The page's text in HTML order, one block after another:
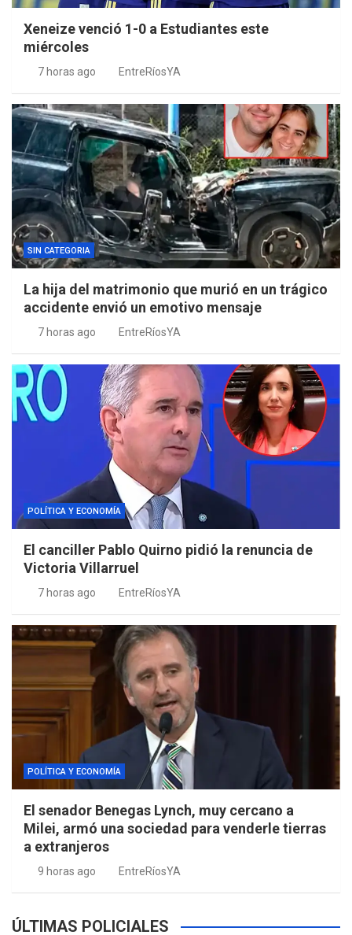
Xeneize venció 1-0 a Estudiantes este
miércoles
7 horas ago EntreRíosYA
SIN CATEGORIA
La hija del matrimonio que murió en un trágico
accidente envió un emotivo mensaje
7 horas ago EntreRíosYA
POLÍTICA Y ECONOMÍA
El canciller Pablo Quirno pidió la renuncia de
Victoria Villarruel
7 horas ago EntreRíosYA
POLÍTICA Y ECONOMÍA
El senador Benegas Lynch, muy cercano a
Milei, armó una sociedad para venderle tierras
a extranjeros
9 horas ago EntreRíosYA
ÚLTIMAS POLICIALES